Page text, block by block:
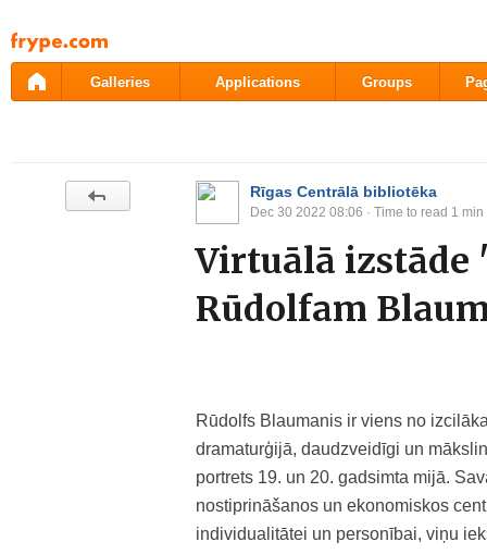
Pāriet
uz
saturu
Galleries Applications Groups
Rīgas Centrālā bibliotēka
Dec 30 2022 08:06 · Time to read 1 min
Virtuālā izstāde
Rūdolfam
Rūdolfs Blaumanis ir viens no
dramaturģijā, daudzveidīgi un
portrets 19. un 20. gadsimta mijā.
nostiprināšanos un ekonomiskos
individualitātei un personībai, viņu